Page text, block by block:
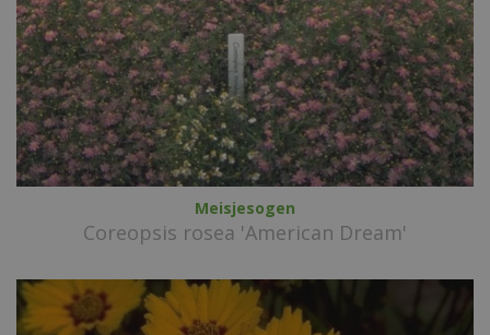
Meisjesogen
Coreopsis rosea 'American Dream'